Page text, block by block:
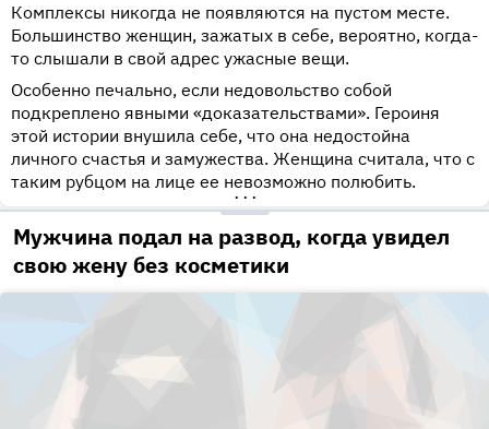
Комплексы никогда не появляются на пустом месте.
Большинство женщин, зажатых в себе, вероятно, когда-
то слышали в свой адрес ужасные вещи.
Особенно печально, если недовольство собой
подкреплено явными «доказательствами». Героиня
этой истории внушила себе, что она недостойна
личного счастья и замужества. Женщина считала, что с
таким рубцом на лице ее невозможно полюбить.
•••
Мужчина подал на развод, когда увидел
свою жену без косметики